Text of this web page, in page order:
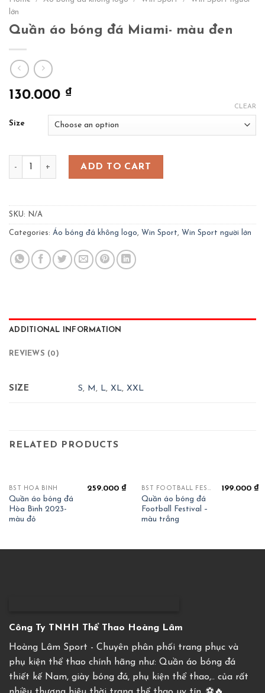
lớn
Quần áo bóng đá Miami- màu đen
130.000 ₫
Size
CLEAR
Quần áo bóng đá Miami- màu đen quantity
ADD TO CART
SKU: N/A
Categories: Áo bóng đá không logo, Win Sport, Win Sport người lớn
ADDITIONAL INFORMATION
REVIEWS (0)
SIZE S, M, L,XL,XXL
RELATED PRODUCTS
OUT OF STOCK
BST HOÀ BÌNH
Quần áo bóng đá
Hòa Bình 2023-
màu đỏ
259.000₫ BST FOOTBALL FESTIVAL
Quần áo bóng đá
Football Festival –
màu trắng
199.000₫
Công Ty TNHH Thể Thao Hoàng Lâm
Hoàng Lâm Sport - Chuyên phân phối trang phục và
phụ kiện thể thao chính hãng như: Quần áo bóng đá
thiết kế Nam, giày bóng đá, phụ kiện thể thao,.. của rất